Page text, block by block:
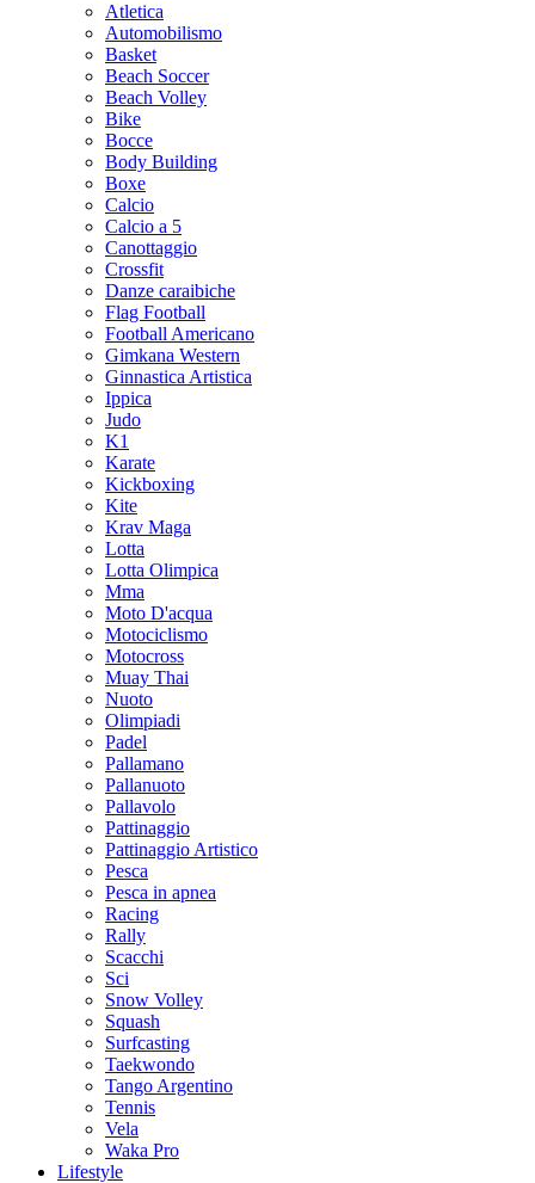
Atletica
Automobilismo
Basket
Beach Soccer
Beach Volley
Bike
Bocce
Body Building
Boxe
Calcio
Calcio a 5
Canottaggio
Crossfit
Danze caraibiche
Flag Football
Football Americano
Gimkana Western
Ginnastica Artistica
Ippica
Judo
K1
Karate
Kickboxing
Kite
Krav Maga
Lotta
Lotta Olimpica
Mma
Moto D'acqua
Motociclismo
Motocross
Muay Thai
Nuoto
Olimpiadi
Padel
Pallamano
Pallanuoto
Pallavolo
Pattinaggio
Pattinaggio Artistico
Pesca
Pesca in apnea
Racing
Rally
Scacchi
Sci
Snow Volley
Squash
Surfcasting
Taekwondo
Tango Argentino
Tennis
Vela
Waka Pro
Lifestyle